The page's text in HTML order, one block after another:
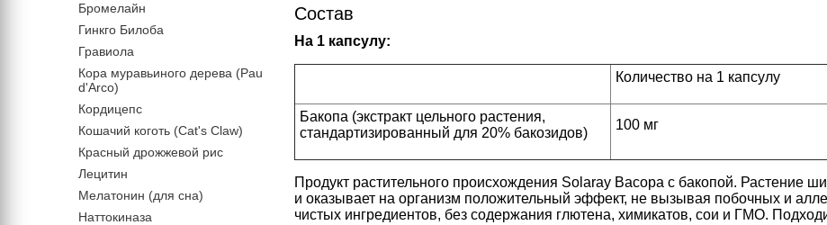
Состав
На 1 капсулу:
Количество на 1 капсулу
Бакопа (экстракт цельного растения,
стандартизированный для 20% бакозидов)
100 мг
Продукт растительного происхождения Solaray Bacopa с бакопой. Растение
и оказывает на организм положительный эффект, не вызывая побочных и
чистых ингредиентов, без содержания глютена, химикатов, сои и ГМО.
Бромелайн
Гинкго Билоба
Гравиола
Кора муравьиного дерева (Pau
d'Arco)
Кордицепс
Кошачий коготь (Cat's Claw)
Красный дрожжевой рис
Лецитин
Мелатонин (для сна)
Наттокиназа